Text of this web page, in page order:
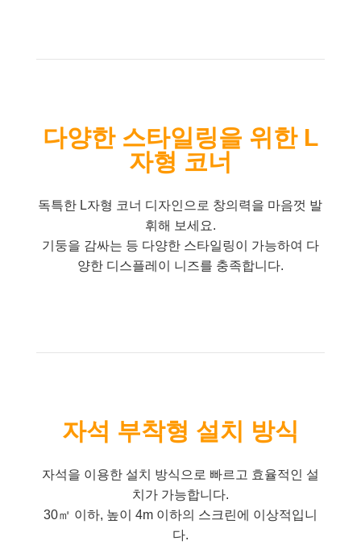
다양한 스타일링을 위한 L
자형 코너
독특한 L자형 코너 디자인으로 창의력을 마음껏 발
휘해 보세요.
기둥을 감싸는 등 다양한 스타일링이 가능하여 다
양한 디스플레이 니즈를 충족합니다.
자석 부착형 설치 방식
자석을 이용한 설치 방식으로 빠르고 효율적인 설
치가 가능합니다.
30㎡ 이하, 높이 4m 이하의 스크린에 이상적입니
다.